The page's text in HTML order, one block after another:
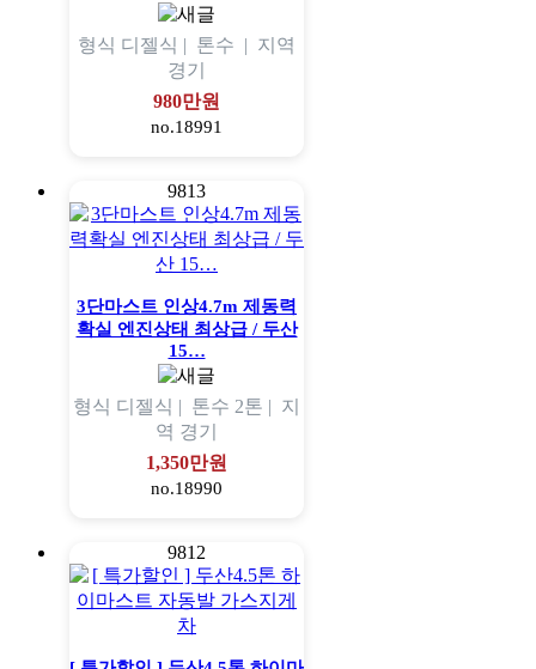
형식 디젤식 | 톤수 | 지역
경기
980만원
no.18991
9813
3단마스트 인상4.7m 제동력
확실 엔진상태 최상급 / 두산
15…
형식 디젤식 | 톤수 2톤 | 지
역 경기
1,350만원
no.18990
9812